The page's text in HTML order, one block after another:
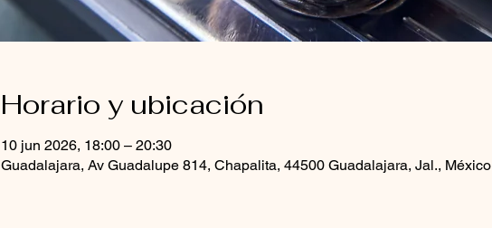
Horario y ubicación
10 jun 2026, 18:00 – 20:30
Guadalajara, Av Guadalupe 814, Chapalita, 44500 Guadalajara, Jal., México